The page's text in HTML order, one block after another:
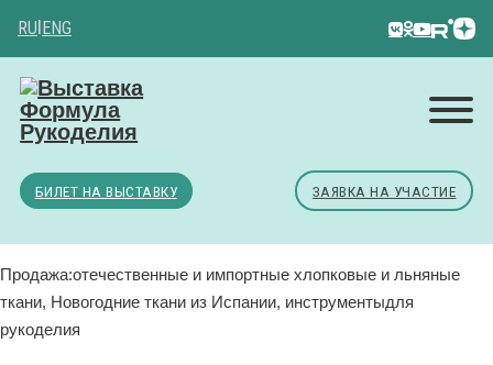
RU ENG
БИЛЕТ НА ВЫСТАВКУ ЗАЯВКА НА УЧАСТИЕ
Продажа:отечественные и импортные хлопковые и льняные
ткани, Новогодние ткани из Испании, инструментыдля
рукоделия